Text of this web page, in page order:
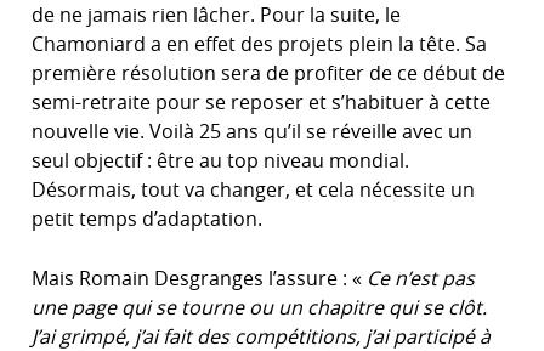
de ne jamais rien lâcher. Pour la suite, le
Chamoniard a en effet des projets plein la tête. Sa
première résolution sera de profiter de ce début de
semi-retraite pour se reposer et s’habituer à cette
nouvelle vie. Voilà 25 ans qu’il se réveille avec un
seul objectif : être au top niveau mondial.
Désormais, tout va changer, et cela nécessite un
petit temps d’adaptation.
Mais Romain Desgranges l’assure : « Ce n’est pas
une page qui se tourne ou un chapitre qui se clôt.
J’ai grimpé, j’ai fait des compétitions, j’ai participé à